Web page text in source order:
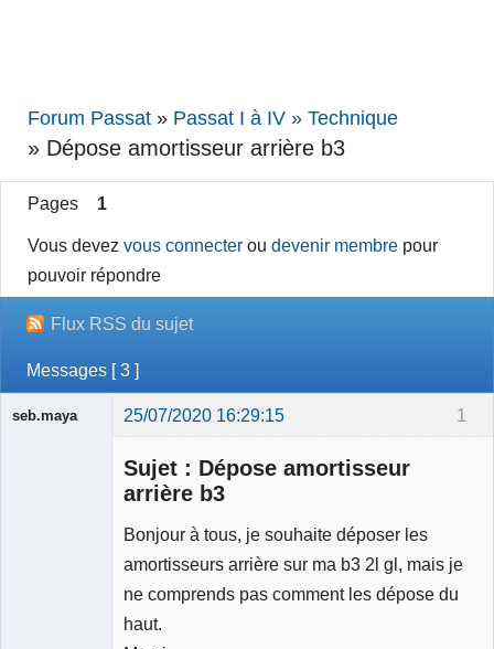
Forum Passat » Passat I à IV » Technique
» Dépose amortisseur arrière b3
Pages 1
Vous devezvous connecter oudevenir membre pour
pouvoir répondre
Flux RSS du sujet
Messages [ 3 ]
1
seb.maya 25/07/2020 16:29:15
Sujet : Dépose amortisseur
arrière b3
Bonjour à tous, je souhaite déposer les
amortisseurs arrière sur ma b3 2l gl, mais je
ne comprends pas comment les dépose du
haut.